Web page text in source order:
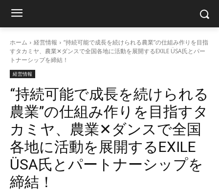
ホーム 経営情報
“持続可能で成長を続けられる農業”の仕組み作りを目指
すタカミヤ、農業✕ダンスで全国各地に活動を展開するEXILE ÜSA氏とパー
トナーシップを締結！
経営情報
“持続可能で成長を続けられる
農業”の仕組み作りを目指すタ
カミヤ、農業✕ダンスで全国
各地に活動を展開するEXILE
ÜSA氏とパートナーシップを
締結！